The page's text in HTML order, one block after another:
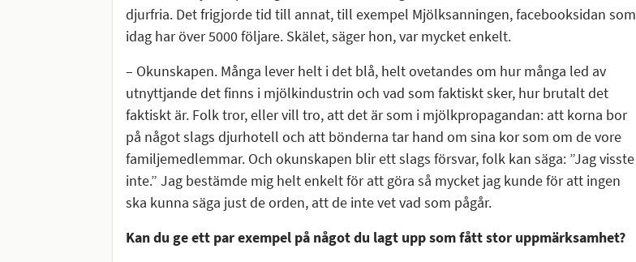
djurfria. Det frigjorde tid till annat, till exempel Mjölksanningen, facebooksidan som
idag har över 5000 följare. Skälet, säger hon, var mycket enkelt.
– Okunskapen. Många lever helt i det blå, helt ovetandes om hur många led av
utnyttjande det finns i mjölkindustrin och vad som faktiskt sker, hur brutalt det
faktiskt är. Folk tror, eller vill tro, att det är som i mjölkpropagandan: att korna bor
på något slags djurhotell och att bönderna tar hand om sina kor som om de vore
familjemedlemmar. Och okunskapen blir ett slags försvar, folk kan säga: ”Jag visste
inte.” Jag bestämde mig helt enkelt för att göra så mycket jag kunde för att ingen
ska kunna säga just de orden, att de inte vet vad som pågår.
Kan du ge ett par exempel på något du lagt upp som fått stor uppmärksamhet?